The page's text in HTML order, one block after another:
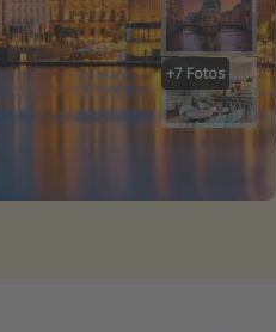
+7 Fotos